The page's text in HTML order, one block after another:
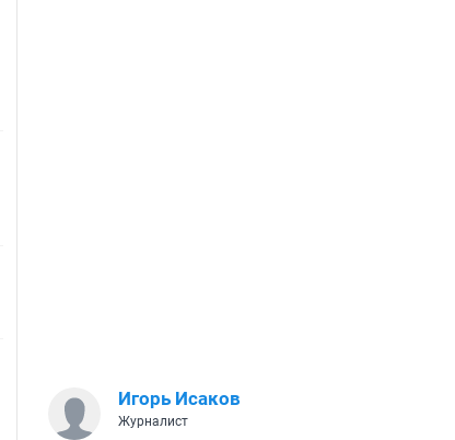
Игорь Исаков
Журналист